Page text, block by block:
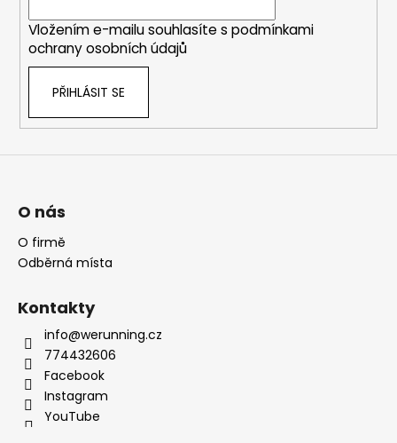
Vložením e-mailu souhlasíte s podmínkami
ochrany osobních údajů
PŘIHLÁSIT SE
O nás
O firmě
Odběrná místa
Kontakty
info@werunning.cz
774432606
Facebook
Instagram
YouTube